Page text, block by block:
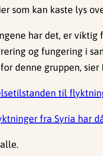
som kan kaste lys
har det, er
og fungering i
denne gruppen, sier
til
fra Syria har